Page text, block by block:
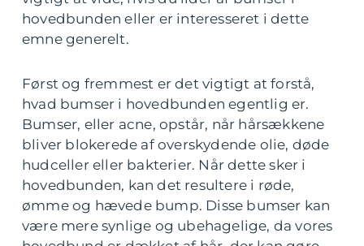
hovedbunden eller er interesseret i dette
emne generelt.
Først og fremmest er det vigtigt at forstå,
hvad bumser i hovedbunden egentlig er.
Bumser, eller acne, opstår, når hårsækkene
bliver blokerede af overskydende olie, døde
hudceller eller bakterier. Når dette sker i
hovedbunden, kan det resultere i røde,
ømme og hævede bump. Disse bumser kan
være mere synlige og ubehagelige, da vores